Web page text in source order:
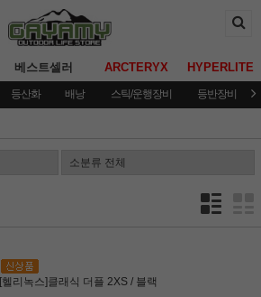
베스트셀러 ARCTERYX HYPERLITE
등산화 배낭 스틱/운행장비 등반장비
[헬리녹스]클래식 더플 2XS / 블랙